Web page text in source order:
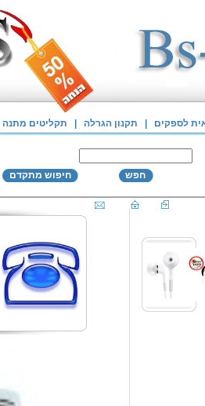
לספקים תקנון הגרלה תקליטים מתנה
חפש חיפוש מתקדם